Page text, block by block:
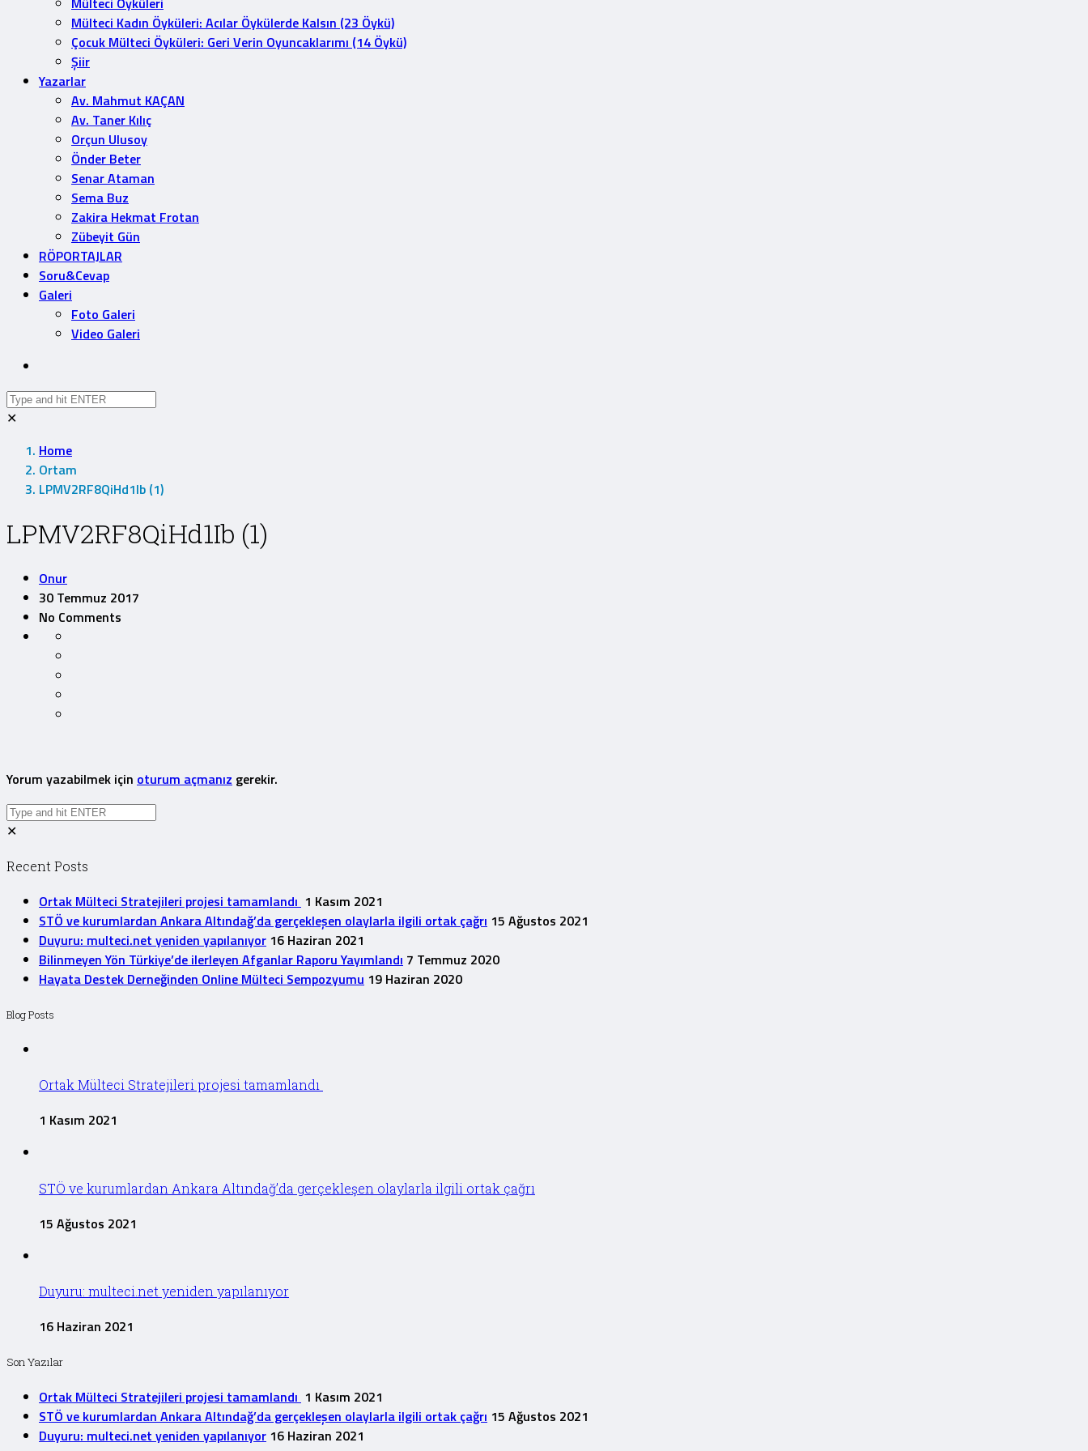
Mülteci Kadın Öyküleri: Acılar Öykülerde Kalsın (23 Öykü)
Çocuk Mülteci Öyküleri: Geri Verin Oyuncaklarımı (14 Öykü)
Şiir
Yazarlar
Av. Mahmut KAÇAN
Av. Taner Kılıç
Orçun Ulusoy
Önder Beter
Senar Ataman
Sema Buz
Zakira Hekmat Frotan
Zübeyit Gün
RÖPORTAJLAR
Soru&Cevap
Galeri
Foto Galeri
Video Galeri
✕
Home
Ortam
LPMV2RF8QiHd1Ib (1)
LPMV2RF8QiHd1Ib (1)
Onur
30 Temmuz 2017
No Comments
Yorum yazabilmek için oturum açmanız gerekir.
✕
Recent Posts
Ortak Mülteci Stratejileri projesi tamamlandı 1 Kasım 2021
STÖ ve kurumlardan Ankara Altındağ’da gerçekleşen olaylarla ilgili ortak çağrı 15 Ağustos 2021
Duyuru: multeci.net yeniden yapılanıyor 16 Haziran 2021
Bilinmeyen Yön Türkiye’de ilerleyen Afganlar Raporu Yayımlandı 7 Temmuz 2020
Hayata Destek Derneğinden Online Mülteci Sempozyumu 19 Haziran 2020
Blog Posts
Ortak Mülteci Stratejileri projesi tamamlandı
1 Kasım 2021
STÖ ve kurumlardan Ankara Altındağ’da gerçekleşen olaylarla ilgili ortak çağrı
15 Ağustos 2021
Duyuru: multeci.net yeniden yapılanıyor
16 Haziran 2021
Son Yazılar
Ortak Mülteci Stratejileri projesi tamamlandı 1 Kasım 2021
STÖ ve kurumlardan Ankara Altındağ’da gerçekleşen olaylarla ilgili ortak çağrı 15 Ağustos 2021
Duyuru: multeci.net yeniden yapılanıyor 16 Haziran 2021